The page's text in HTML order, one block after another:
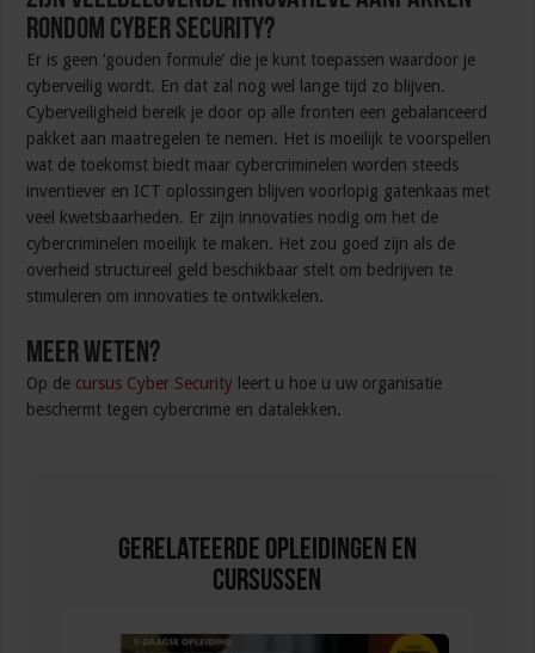
rondom cyber security?
Er is geen ‘gouden formule’ die je kunt toepassen waardoor je
cyberveilig wordt. En dat zal nog wel lange tijd zo blijven.
Cyberveiligheid bereik je door op alle fronten een gebalanceerd
pakket aan maatregelen te nemen. Het is moeilijk te voorspellen
wat de toekomst biedt maar cybercriminelen worden steeds
inventiever en ICT oplossingen blijven voorlopig gatenkaas met
veel kwetsbaarheden. Er zijn innovaties nodig om het de
cybercriminelen moeilijk te maken. Het zou goed zijn als de
overheid structureel geld beschikbaar stelt om bedrijven te
stimuleren om innovaties te ontwikkelen.
Meer weten?
Op de cursus Cyber Security leert u hoe u uw organisatie
beschermt tegen cybercrime en datalekken.
Gerelateerde Opleidingen en
Cursussen